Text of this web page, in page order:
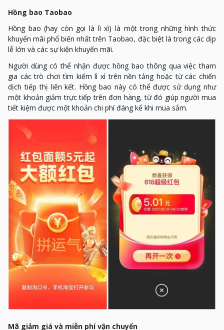
Hồng bao Taobao
Hồng bao (hay còn gọi là lì xì) là một trong những hình thức
khuyến mãi phổ biến nhất trên Taobao, đặc biệt là trong các dịp
lễ lớn và các sự kiện khuyến mãi.
Người dùng có thể nhận được hồng bao thông qua việc tham
gia các trò chơi tìm kiếm lì xì trên nền tảng hoặc từ các chiến
dịch tiếp thị liên kết. Hồng bao này có thể được sử dụng như
một khoản giảm trực tiếp trên đơn hàng, từ đó giúp người mua
tiết kiệm được một khoản chi phí đáng kể khi mua sắm.
Mã giảm giá và miễn phí vận chuyển